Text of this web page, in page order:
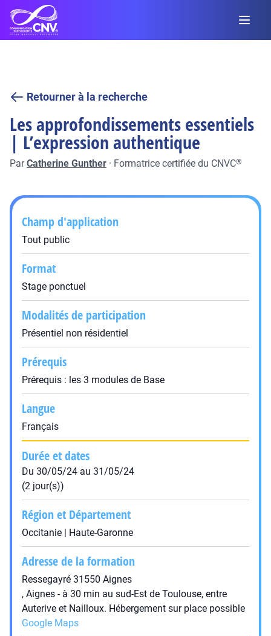
Retourner à la recherche
Les approfondissements essentiels
| L’expression authentique
ParCatherine Gunther · Formatrice certifiée du CNVC®
Champ d'application
Tout public
Format
Stage ponctuel
Modalités de participation
Présentiel non résidentiel
Prérequis
Prérequis : les 3 modules de Base
Langue
Français
Durée et dates
Du 30/05/24 au 31/05/24
(2 jour(s))
Région et Département
Occitanie | Haute-Garonne
Adresse de la formation
Ressegayré 31550 Aignes
, Aignes - à 30 min au sud-Est de Toulouse, entre
Auterive et Nailloux. Hébergement sur place possible
Google Maps